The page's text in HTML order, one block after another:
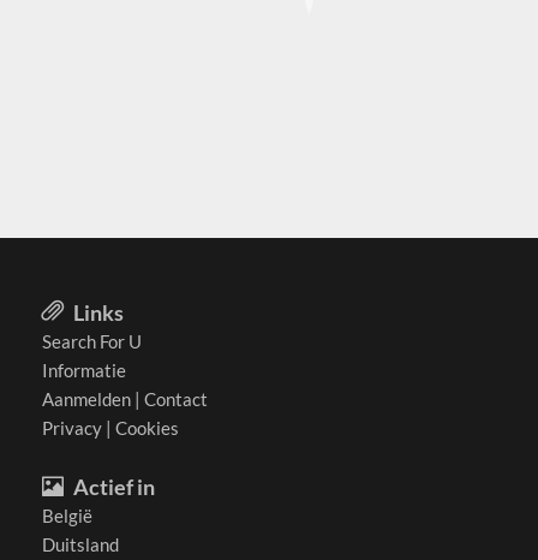
Links
Search For U
Informatie
Aanmelden | Contact
Privacy | Cookies
Actief in
België
Duitsland